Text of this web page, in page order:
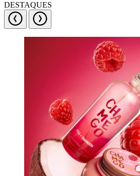
DESTAQUES